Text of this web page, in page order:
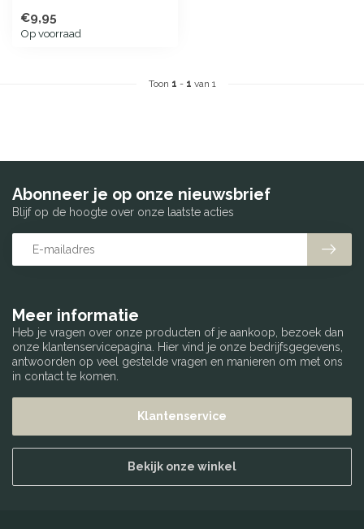
vereenvoudigd.
€9,95
Op voorraad
Toon 1 - 1 van 1
Meer informatie
Heb je vragen over onze producten of je aankoop, bezoek dan
onze klantenservicepagina. Hier vind je onze bedrijfsgegevens,
antwoorden op veel gestelde vragen en manieren om met ons
in contact te komen.
Klantenservice
Bekijk onze winkel
Abonneer je op onze nieuwsbrief
Blijf op de hoogte over onze laatste acties